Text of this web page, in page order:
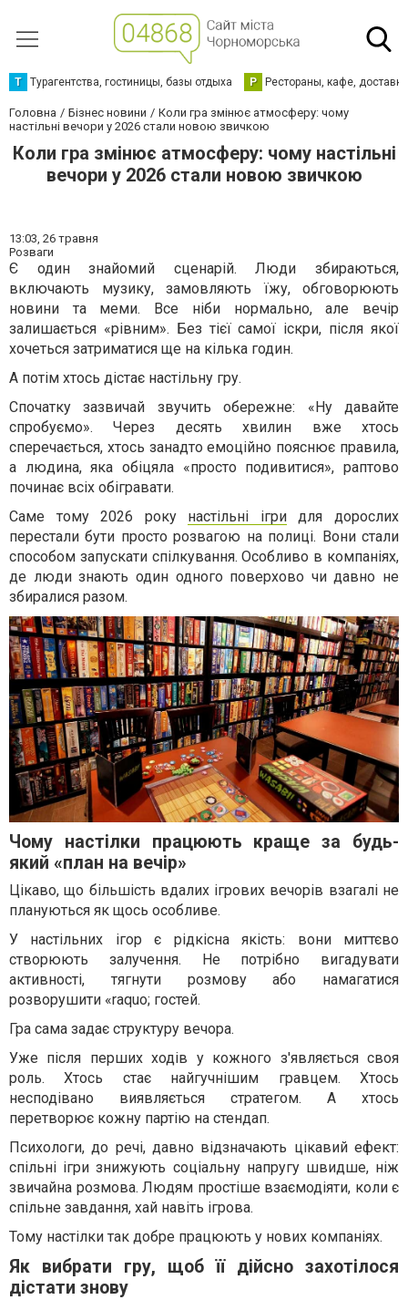
Т Турагентства, гостиницы, базы отдыха Р Рестораны, кафе,
Головна Бізнес новини
Коли гра змінює атмосферу: чому
настільні вечори у 2026 стали новою звичкою
Коли гра змінює атмосферу: чому настільні
вечори у 2026 стали новою звичкою
13:03, 26 травня
Розваги
Є один знайомий сценарій. Люди збираються,
включають музику, замовляють їжу, обговорюють
новини та меми. Все ніби нормально, але вечір
залишається «рівним». Без тієї самої іскри, після якої
хочеться затриматися ще на кілька годин.
А потім хтось дістає настільну гру.
Спочатку зазвичай звучить обережне: «Ну давайте
спробуємо». Через десять хвилин вже хтось
сперечається, хтось занадто емоційно пояснює правила,
а людина, яка обіцяла «просто подивитися», раптово
починає всіх обігравати.
Саме тому 2026 року настільні ігридля дорослих
перестали бути просто розвагою на полиці. Вони стали
способом запускати спілкування. Особливо в компаніях,
де люди знають один одного поверхово чи давно не
збиралися разом.
Чому настілки працюють краще за будь-
який «план на вечір»
Цікаво, що більшість вдалих ігрових вечорів взагалі не
плануються як щось особливе.
У настільних ігор є рідкісна якість: вони миттєво
створюють залучення. Не потрібно вигадувати
активності, тягнути розмову або намагатися
розворушити «raquo; гостей.
Гра сама задає структуру вечора.
Уже після перших ходів у кожного з'являється своя
роль. Хтось стає найгучнішим гравцем. Хтось
несподівано виявляється стратегом. А хтось
перетворює кожну партію на стендап.
Психологи, до речі, давно відзначають цікавий ефект:
спільні ігри знижують соціальну напругу швидше, ніж
звичайна розмова. Людям простіше взаємодіяти, коли є
спільне завдання, хай навіть ігрова.
Тому настілки так добре працюють у нових компаніях.
Як вибрати гру, щоб її дійсно захотілося
дістати знову